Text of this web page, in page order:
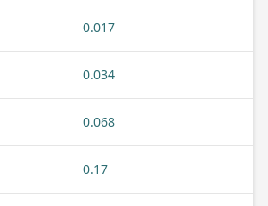
0.017
0.034
0.068
0.17